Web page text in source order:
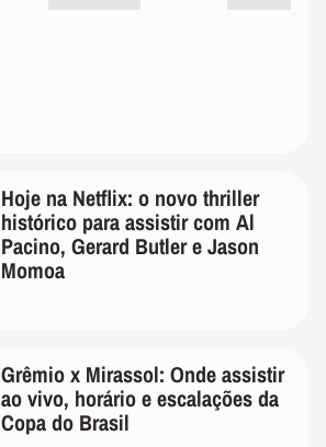
Hoje na Netflix: o novo thriller
histórico para assistir com Al
Pacino, Gerard Butler e Jason
Momoa
Grêmio x Mirassol: Onde assistir
ao vivo, horário e escalações da
Copa do Brasil